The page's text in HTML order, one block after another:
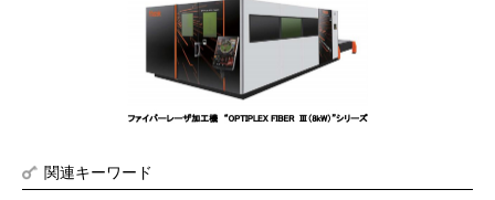
関連キーワード